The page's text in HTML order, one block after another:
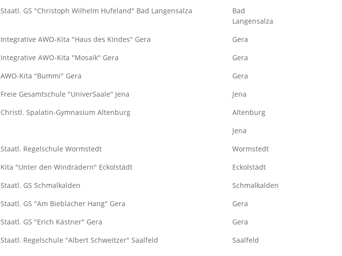
Staatl. GS "Christoph Wilhelm Hufeland" Bad Langensalza
Bad
Langensalza
Integrative AWO-Kita "Haus des Kindes" Gera
Gera
Integrative AWO-Kita "Mosaik" Gera
Gera
AWO-Kita "Bummi" Gera
Gera
Freie Gesamtschule "UniverSaale" Jena
Jena
Christl. Spalatin-Gymnasium Altenburg
Altenburg
Jena
Staatl. Regelschule Wormstedt
Wormstedt
Kita "Unter den Windrädern" Eckolstädt
Eckolstädt
Staatl. GS Schmalkalden
Schmalkalden
Staatl. GS "Am Bieblacher Hang" Gera
Gera
Staatl. GS "Erich Kästner" Gera
Gera
Staatl. Regelschule "Albert Schweitzer" Saalfeld Saalfeld